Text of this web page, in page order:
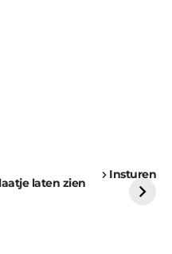
Insturen
laten zien
uitdaging